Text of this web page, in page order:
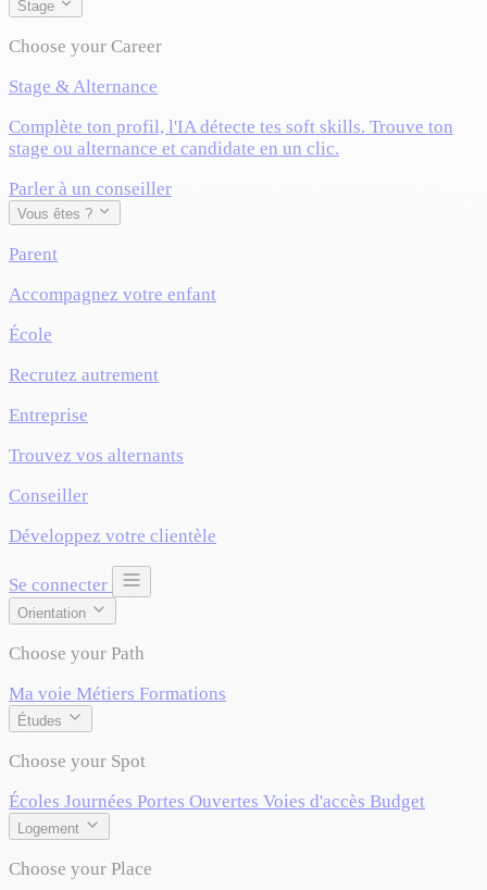
Stage
Choose your Career
Stage & Alternance
Complète ton profil, l'IA détecte tes soft skills. Trouve ton
stage ou alternance et candidate en un clic.
Parler à un conseiller
Vous êtes ?
Parent
Accompagnez votre enfant
École
Recrutez autrement
Entreprise
Trouvez vos alternants
Conseiller
Développez votre clientèle
Se connecter
Orientation
Choose your Path
Ma voie Métiers Formations
Études
Choose your Spot
Écoles Journées Portes Ouvertes Voies d'accès Budget
Logement
Choose your Place